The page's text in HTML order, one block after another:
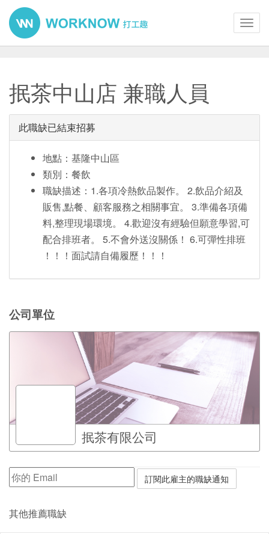
抿茶中山店 兼職人員
此職缺已結束招募
地點：基隆中山區
類別：餐飲
職缺描述：1.各項冷熱飲品製作。 2.飲品介紹及
販售,點餐、顧客服務之相關事宜。 3.準備各項備
料,整理現場環境。 4.歡迎沒有經驗但願意學習,可
配合排班者。 5.不會外送沒關係！ 6.可彈性排班
！！！面試請自備履歷！！！
公司單位
抿茶有限公司
其他推薦職缺